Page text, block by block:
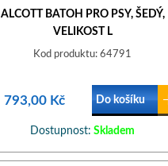
ALCOTT BATOH PRO PSY, ŠEDÝ,
VELIKOST L
Kod produktu: 64791
793,00 Kč Do košíku
Dostupnost: Skladem